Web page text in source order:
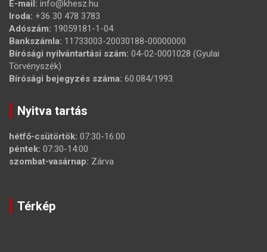
E-mail: info@khesz.hu
Iroda: +36 30 478 3783
Adószám: 19059181-1-04
Bankszámla: 11733003-20030188-00000000
Bírósági nyilvántartási szám: 04-02-0001028 (Gyulai
Törvényszék)
Bírósági bejegyzés száma: 60.084/1993.
Nyitva tartás
hétfő-csütörtök: 07:30-16:00
péntek: 07:30-14:00
szombat-vasárnap: Zárva
Térkép